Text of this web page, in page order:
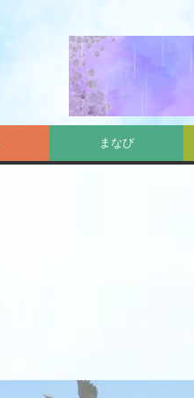
まなび